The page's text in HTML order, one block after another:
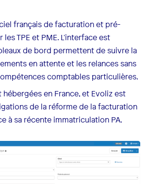
français de facturation et pré-
TPE et PME. L'interface est
de bord permettent de suivre la
en attente et les relances sans
comptables particulières.
hébergées en France, et Evoliz est
de la réforme de la facturation
à sa récente immatriculation PA.